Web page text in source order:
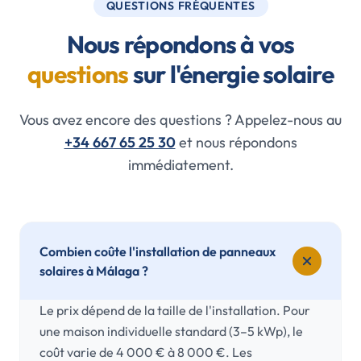
QUESTIONS FRÉQUENTES
Nous répondons à vos
questionssur l'énergie solaire
Vous avez encore des questions ? Appelez-nous au
+34 667 65 25 30et nous répondons
immédiatement.
Combien coûte l'installation de panneaux
solaires à Málaga ?
Le prix dépend de la taille de l'installation. Pour
une maison individuelle standard (3–5 kWp), le
coût varie de 4 000 € à 8 000 €. Les